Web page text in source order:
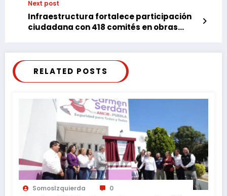
Next post
Infraestructura fortalece participación
ciudadana con 418 comités en obras
RELATED POSTS
SomosIzquierda 0